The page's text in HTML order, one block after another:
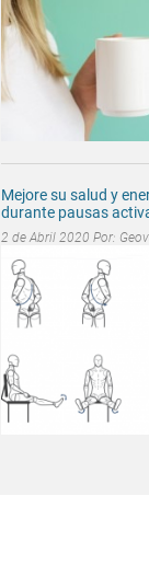
Mejore su salud y
durante pausas
2 de Abril 2020 Por: